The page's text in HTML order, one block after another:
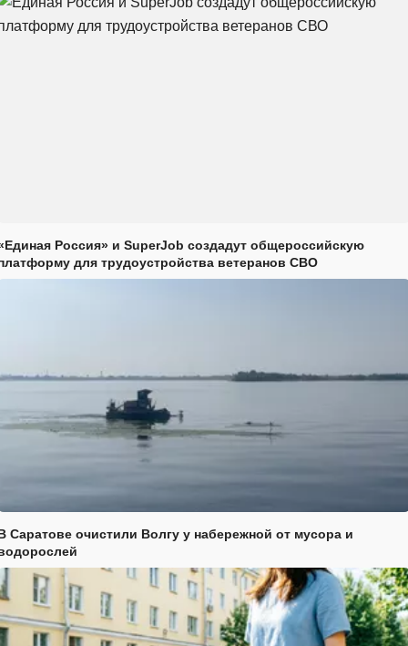
Россия» и SuperJob создадут общероссийскую
для трудоустройства ветеранов СВО
Саратове очистили Волгу у набережной от мусора и